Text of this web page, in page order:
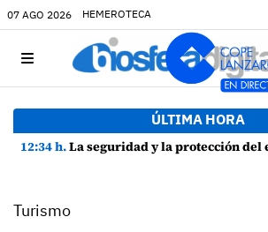
07 AGO 2026 HEMEROTECA
ÚLTIMA HORA
12:34 h.La seguridad y la protección del entorno marcan la planificación de
Turismo